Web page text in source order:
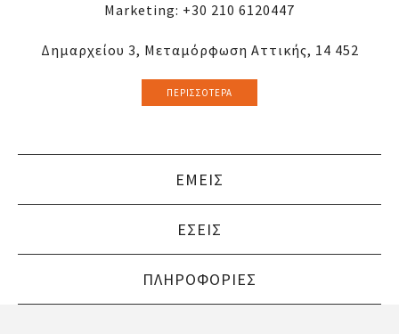
Marketing: +30 210 6120447
Δημαρχείου 3, Μεταμόρφωση Αττικής, 14 452
ΠΕΡΙΣΣΌΤΕΡΑ
ΕΜΕΙΣ
ΕΣΕΙΣ
ΠΛΗΡΟΦΟΡΙΕΣ